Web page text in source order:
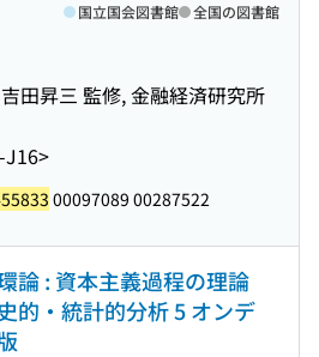
田昇三 監修, 金融経済研究所
J16>
国立国会図書館 全国の図書館
00097089 00287522
論 : 資本主義過程の理論
的・統計的分析 5 オンデ